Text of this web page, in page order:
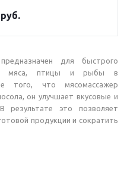
для быстрого
мяса, птицы и рыбы в
того, что мясомассажер
он улучшает вкусовые и
результате это позволяет
продукции и сократить